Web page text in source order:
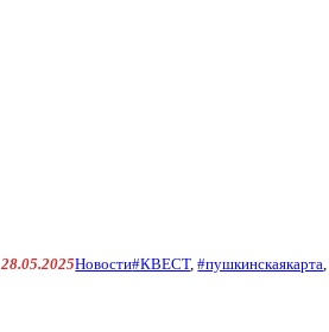
28.05.2025Новости#КВЕСТ, #пушкинскаякарта